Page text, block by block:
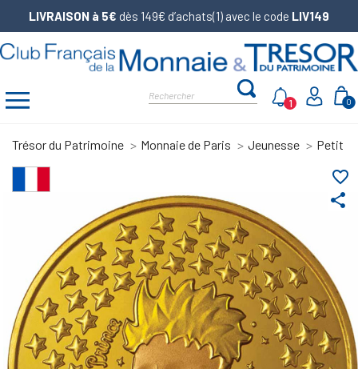
LIVRAISON à 5€ dès 149€ d’achats(1) avec le code LIV149
0
1
Trésor du Patrimoine Monnaie de Paris Jeunesse Petit
share
favorite_border